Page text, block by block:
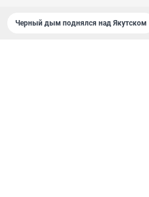
Черный дым поднялся над Якутском